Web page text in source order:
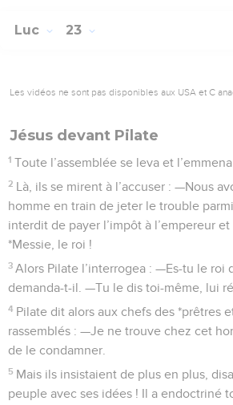
Luc 23
Les vidéos ne sont pas disponibles aux USA et C
Jésus devant Pilate
1 Toute l’assemblée se leva et
2 Là, ils se mirent à l’accuser : —Nous
homme en train de jeter le trouble
interdit de payer l’impôt à l’empereur
*Messie, le roi !
3 Alors Pilate l’interrogea : —Es-tu le roi
demanda-t-il. —Tu le dis toi-même, lui
4 Pilate dit alors aux chefs des *prêtres
rassemblés : —Je ne trouve chez cet
de le condamner.
5 Mais ils insistaient de plus en plus,
peuple avec ses idées ! Il a endoctriné